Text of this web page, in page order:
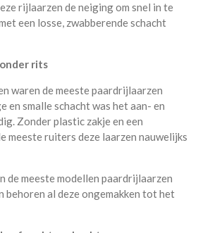
rijlaarzen de neiging om snel in te
een losse, zwabberende schacht
rits
waren de meeste paardrijlaarzen
en smalle schacht was het aan- en
Zonder plastic zakje en een
meeste ruiters deze laarzen nauwelijks
de meeste modellen paardrijlaarzen
behoren al deze ongemakken tot het